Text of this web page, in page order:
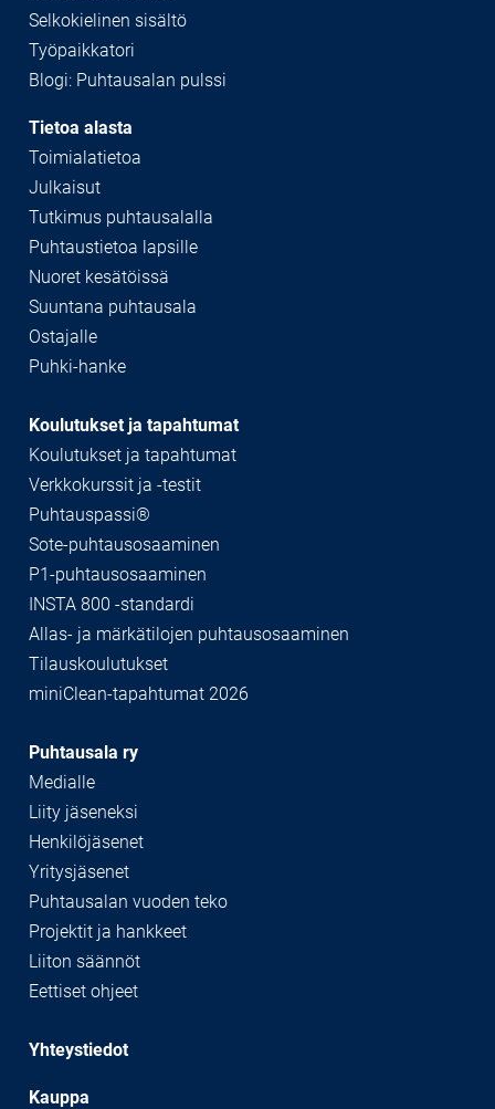
Selkokielinen sisältö
Työpaikkatori
Blogi: Puhtausalan pulssi
Tietoa alasta
Toimialatietoa
Julkaisut
Tutkimus puhtausalalla
Puhtaustietoa lapsille
Nuoret kesätöissä
Suuntana puhtausala
Ostajalle
Puhki-hanke
Koulutukset ja tapahtumat
Koulutukset ja tapahtumat
Verkkokurssit ja -testit
Puhtauspassi®
Sote-puhtausosaaminen
P1-puhtausosaaminen
INSTA 800 -standardi
Allas- ja märkätilojen puhtausosaaminen
Tilauskoulutukset
miniClean-tapahtumat 2026
Puhtausala ry
Medialle
Liity jäseneksi
Henkilöjäsenet
Yritysjäsenet
Puhtausalan vuoden teko
Projektit ja hankkeet
Liiton säännöt
Eettiset ohjeet
Yhteystiedot
Kauppa